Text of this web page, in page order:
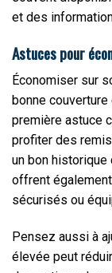
et des
Astuces pour
Économiser sur
bonne
première astuce
profiter des
un bon historique
offrent
sécurisés ou
Pensez aussi à
élevée peut